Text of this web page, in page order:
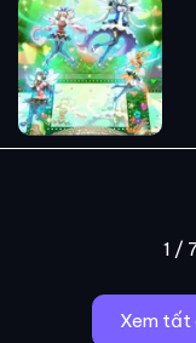
1 /
Xem tất